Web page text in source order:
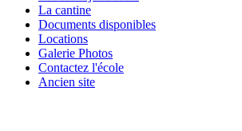
La cantine
Documents disponibles
Locations
Galerie Photos
Contactez l'école
Ancien site